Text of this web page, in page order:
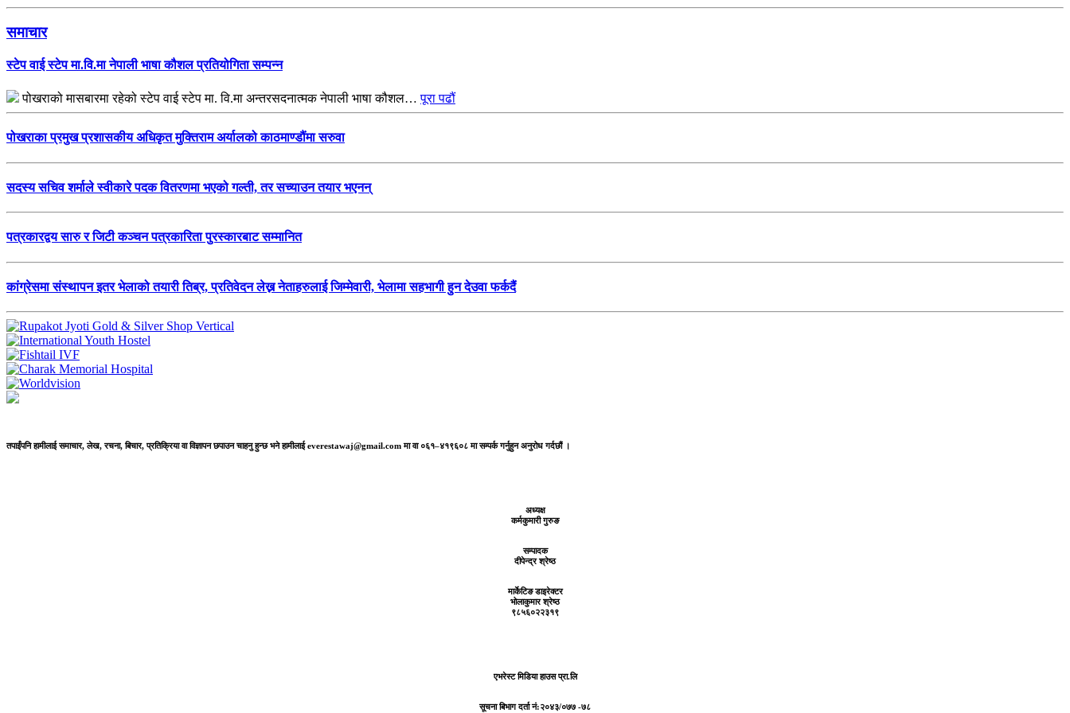
समाचार
स्टेप वाई स्टेप मा.वि.मा नेपाली भाषा कौशल प्रतियोगिता सम्पन्न
पोखराको मासबारमा रहेको स्टेप वाई स्टेप मा. वि.मा अन्तरसदनात्मक नेपाली भाषा कौशल…पूरा पढौं
पोखराका प्रमुख प्रशासकीय अधिकृत मुक्तिराम अर्यालको काठमाण्डौंमा सरुवा
सदस्य सचिव शर्माले स्वीकारे पदक वितरणमा भएको गल्ती, तर सच्याउन तयार भएनन्
पत्रकारद्वय सारु र जिटी कञ्चन पत्रकारिता पुरस्कारबाट सम्मानित
कांग्रेसमा संस्थापन इतर भेलाको तयारी तिब्र, प्रतिवेदन लेख्न नेताहरुलाई जिम्मेवारी, भेलामा सहभागी हुन देउवा फर्कदैं
तपाईंपनि हामीलाई समाचार, लेख, रचना, बिचार, प्रतिक्रिया वा विज्ञापन छपाउन चाहनु हुन्छ भने हामीलाई everestawaj@gmail.com मा वा ०६१–४१९६०८ मा सम्पर्क गर्नुहुन अनुरोध गर्दछौं ।
अध्यक्ष
कर्मकुमारी गुरुङ
सम्पादक
दीपेन्द्र श्रेष्ठ
मार्केटिङ डाइरेक्टर
भोलाकुमार श्रेष्ठ
९८५६०२२३१९
एभरेस्ट मिडिया हाउस प्रा.लि
सूचना बिभाग दर्ता नं:२०४३/०७७ -७८